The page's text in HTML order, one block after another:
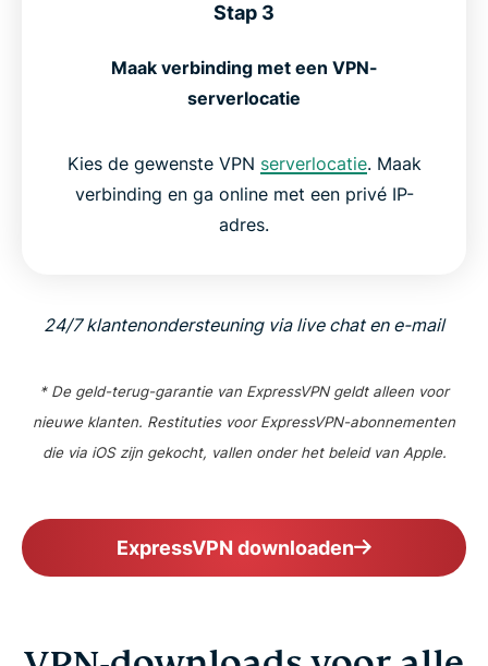
Stap 3
Maak verbinding met een VPN-
serverlocatie
Kies de gewenste VPN serverlocatie. Maak
verbinding en ga online met een privé IP-
adres.
24/7 klantenondersteuning via live chat en e-mail
* De geld-terug-garantie van ExpressVPN geldt alleen voor
nieuwe klanten. Restituties voor ExpressVPN-abonnementen
die via iOS zijn gekocht, vallen onder het beleid van Apple.
ExpressVPN downloaden